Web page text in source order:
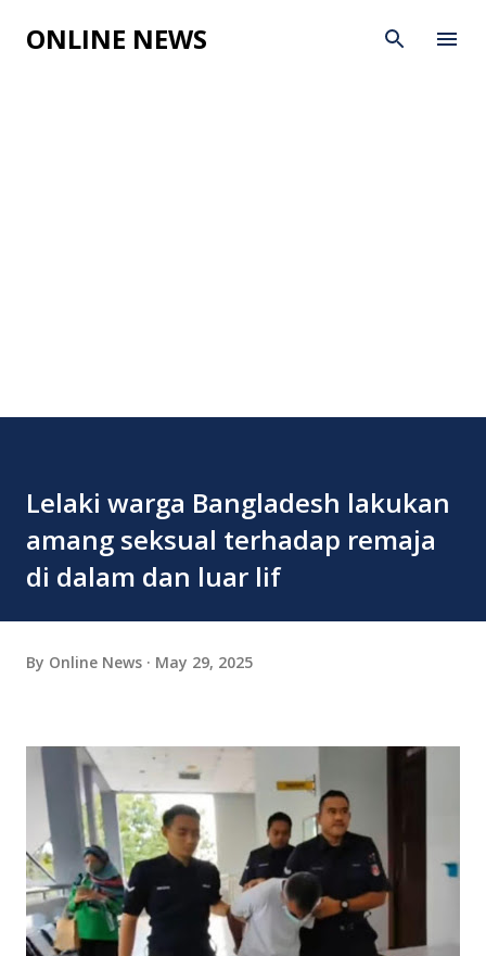
Skip to main content
ONLINE NEWS
Lelaki warga Bangladesh lakukan
amang seksual terhadap remaja
di dalam dan luar lif
By Online News May 29, 2025